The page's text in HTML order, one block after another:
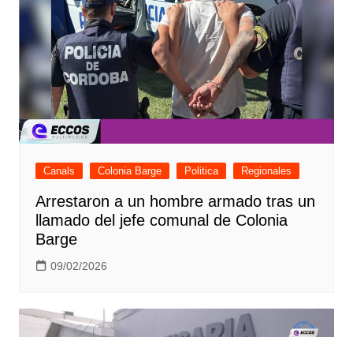
Canals Colonia Barge Politica Regionales
Arrestaron a un hombre armado tras un
llamado del jefe comunal de Colonia
Barge
09/02/2026